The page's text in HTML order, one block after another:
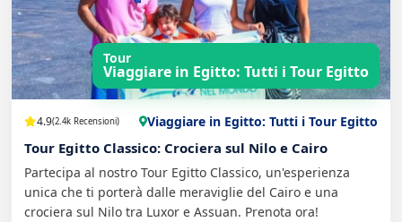
Tour
Viaggiare in Egitto: Tutti i Tour Egitto
4.9(2.4k Recensioni) Viaggiare in Egitto: Tutti i Tour Egitto
Tour Egitto Classico: Crociera sul Nilo e Cairo
Partecipa al nostro Tour Egitto Classico, un'esperienza
unica che ti porterà dalle meraviglie del Cairo e una
crociera sul Nilo tra Luxor e Assuan. Prenota ora!